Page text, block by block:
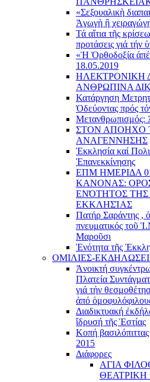
«Σεξουαλικὴ
Ἀγωγὴ ἢ
Τά αἴτια τῆς
προτάσεις γιά τήν
«Ἡ Ὀρθοδοξία
18.05.2019
ΗΛΕΚΤΡΟΝΙΚΗ
ΑΝΘΡΩΠΙΝΑ
Κατάργηση
Ὁδεύοντας πρός
Μετανθρωπισμός:
ΣΤΟΝ ΑΠΟΗΧΟ
ΑΝΑΓΕΝΝΗΣΗΣ
Ἐκκλησία καί
Ἐπανεκκίνησης
ΕΠΜ ΗΜΕΡΙΔΑ
ΚΑΝΟΝΑΣ:
ΕΝΌΤΗΤΟΣ
ΕΚΚΛΗΣΊΑΣ
Πατήρ Σαράντης ,
πνευματικός τοῦ
Μαροῦσι
Ἑνότητα τῆς
ΟΜΙΛΙΕΣ-
Ἀνοικτή
Πλατεία
γιά τήν
ἀπό
Διαδικτυακή
ἵδρυσή τῆς Ἑστίας
Κοπή
2015
Διάφορες
ΑΓΙΑ